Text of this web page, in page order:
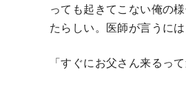
っても起きてこない俺の
たらしい。医師が言うに
「すぐにお父さん来るっ